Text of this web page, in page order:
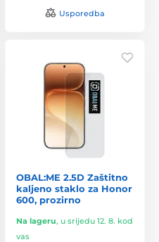
Usporedba
OBAL:ME 2.5D Zaštitno
kaljeno staklo za Honor
600, prozirno
Na lageru, u srijedu 12. 8. kod
vas